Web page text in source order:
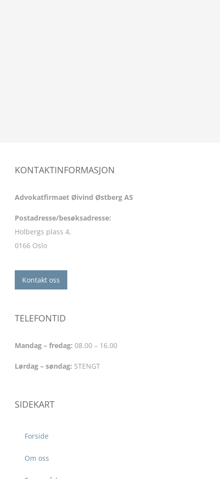
KONTAKTINFORMASJON
Advokatfirmaet Øivind Østberg AS
Postadresse/besøksadresse:
Holbergs plass 4,
0166 Oslo
Kontakt oss
TELEFONTID
Mandag – fredag: 08.00 – 16.00
Lørdag – søndag: STENGT
SIDEKART
Forside
Om oss